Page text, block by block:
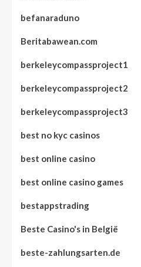
befanaraduno
Beritabawean.com
berkeleycompassproject1
berkeleycompassproject2
berkeleycompassproject3
best no kyc casinos
best online casino
best online casino games
bestappstrading
Beste Casino's in België
beste-zahlungsarten.de